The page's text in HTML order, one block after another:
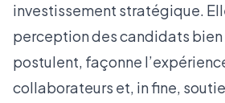
investissement stratégique.
perception des candidats bien
postulent, façonne
collaborateurs et, in fine,